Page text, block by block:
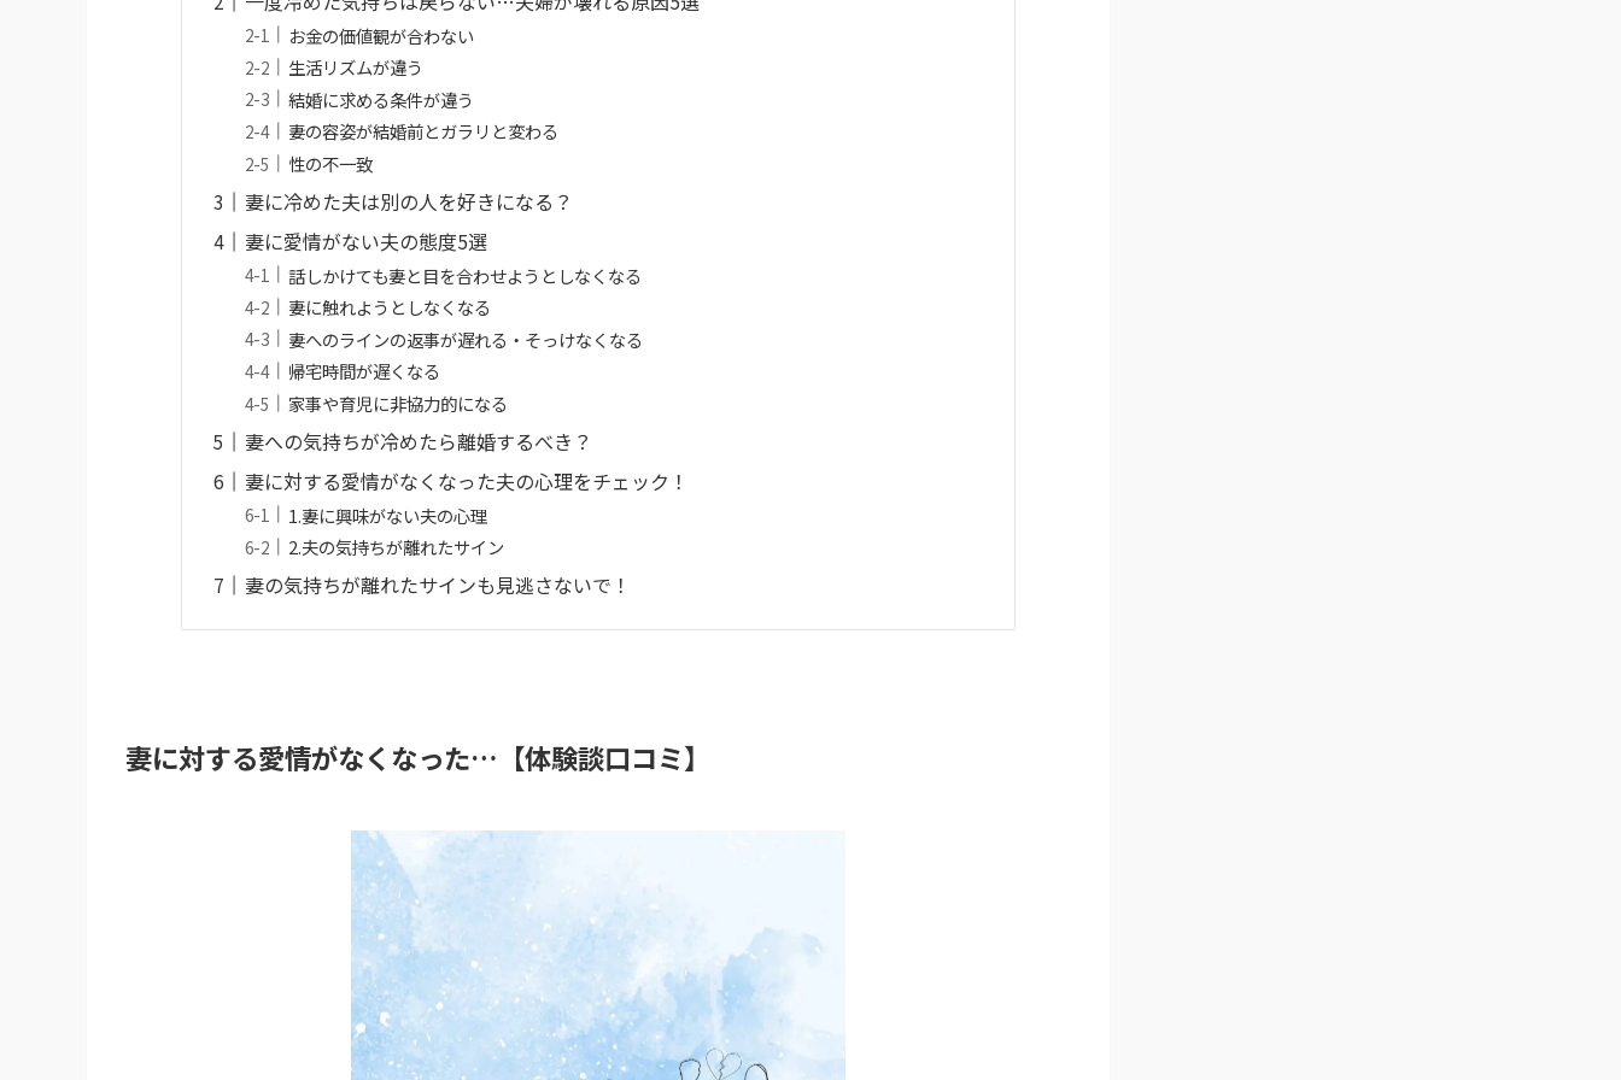
お金の価値観が合わない
生活リズムが違う
結婚に求める条件が違う
妻の容姿が結婚前とガラリと変わる
性の不一致
妻に冷めた夫は別の人を好きになる？
妻に愛情がない夫の態度5選
話しかけても妻と目を合わせようとしなくなる
妻に触れようとしなくなる
妻へのラインの返事が遅れる・そっけなくなる
帰宅時間が遅くなる
家事や育児に非協力的になる
妻への気持ちが冷めたら離婚するべき？
妻に対する愛情がなくなった夫の心理をチェック！
1.妻に興味がない夫の心理
2.夫の気持ちが離れたサイン
妻の気持ちが離れたサインも見逃さないで！
妻に対する愛情がなくなった…【体験談口コミ】